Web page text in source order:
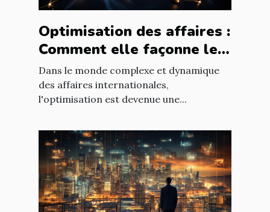
Optimisation des affaires :
Comment elle façonne le
paysage économique
international
Dans le monde complexe et dynamique
des affaires internationales,
l'optimisation est devenue une...